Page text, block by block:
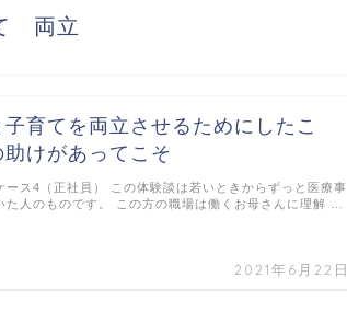
両立
子育てを両立させるためにしたこ
助けがあってこそ
2021年6月22日
ース4（正社員） この体験談は若いときからずっと医療事
た人のものです。 この方の職場は働くお母さんに理解 …